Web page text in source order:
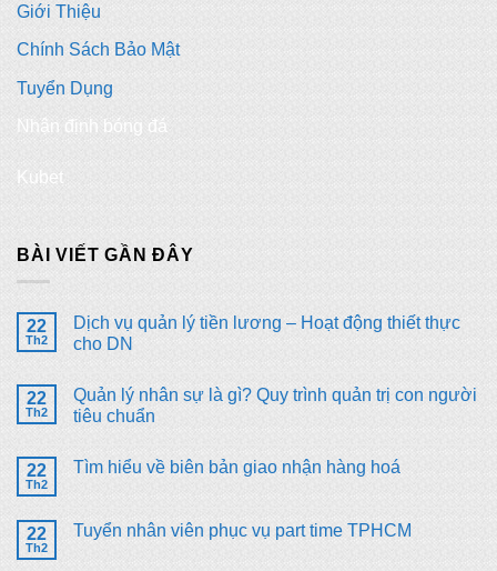
Giới Thiệu
Chính Sách Bảo Mật
Tuyển Dụng
Nhận định bóng đá
Kubet
BÀI VIẾT GẦN ĐÂY
22
Th2
Dịch vụ quản lý tiền lương – Hoạt động thiết thực
cho DN
bình
luận
ở
quản
–
Hoạt
22
Th2
Quản lý nhân sự là gì? Quy trình quản trị con người
tiêu chuẩn
bình
lý
nhân
22
Th2
Tìm hiểu về biên bản giao nhận hàng hoá
luận
22
Th2
Tuyển nhân viên phục vụ part time TPHCM